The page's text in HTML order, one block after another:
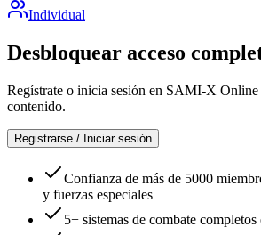
Individual
Desbloquear acceso
Regístrate o inicia sesión en SAMI-X Online
contenido.
Registrarse / Iniciar sesión
Confianza de más de 5000
y fuerzas especiales
5+ sistemas de combate